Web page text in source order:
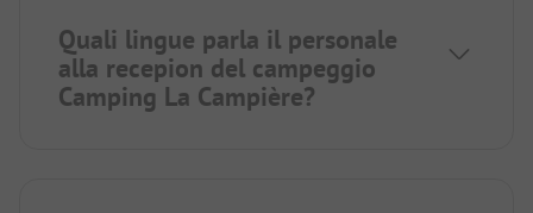
Quali lingue parla il personale
alla recepion del campeggio
Camping La Campière?